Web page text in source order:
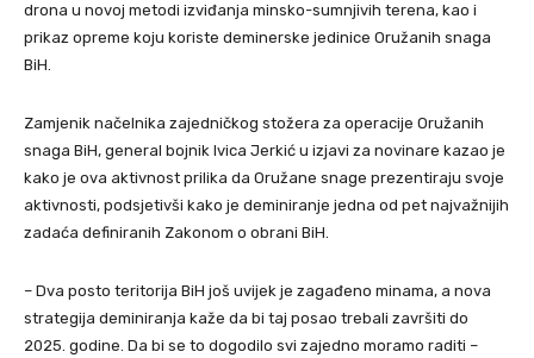
drona u novoj metodi izviđanja minsko-sumnjivih terena, kao i
prikaz opreme koju koriste deminerske jedinice Oružanih snaga
BiH.
Zamjenik načelnika zajedničkog stožera za operacije Oružanih
snaga BiH, general bojnik Ivica Jerkić u izjavi za novinare kazao je
kako je ova aktivnost prilika da Oružane snage prezentiraju svoje
aktivnosti, podsjetivši kako je deminiranje jedna od pet najvažnijih
zadaća definiranih Zakonom o obrani BiH.
– Dva posto teritorija BiH još uvijek je zagađeno minama, a nova
strategija deminiranja kaže da bi taj posao trebali završiti do
2025. godine. Da bi se to dogodilo svi zajedno moramo raditi –